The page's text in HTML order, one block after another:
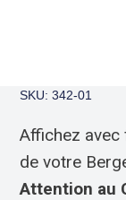
SKU: 342-01
Affichez avec
de votre
Attention au